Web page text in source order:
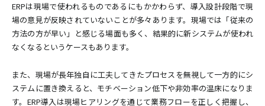
ERPは現場で使われるものであるにもかかわらず、導入設計段階で現
場の意見が反映されていないことが多々あります。現場では「従来の
方法の方が早い」と感じる場面も多く、結果的に新システムが使われ
なくなるというケースもあります。
また、現場が長年独自に工夫してきたプロセスを無視して一方的にシ
ステムに置き換えると、モチベーション低下や非効率の温床になりま
す。ERP導入は現場ヒアリングを通じて業務フローを正しく把握し、